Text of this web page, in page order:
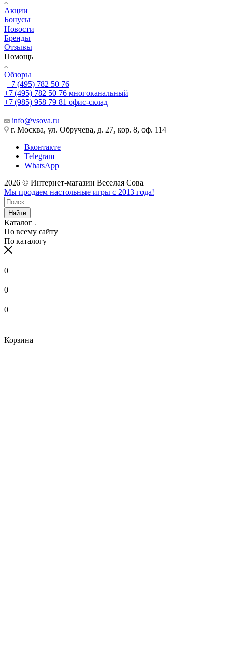
Акции
Бонусы
Новости
Бренды
Отзывы
Помощь
Обзоры
+7 (495) 782 50 76
+7 (495) 782 50 76 многоканальный
+7 (985) 958 79 81 офис-склад
info@vsova.ru
г. Москва, ул. Обручева, д. 27, кор. 8, оф. 114
Вконтакте
Telegram
WhatsApp
2026 © Интернет-магазин Веселая Сова
Мы продаем настольные игры с 2013 года!
Найти
Каталог
По всему сайту
По каталогу
0
0
0
Корзина